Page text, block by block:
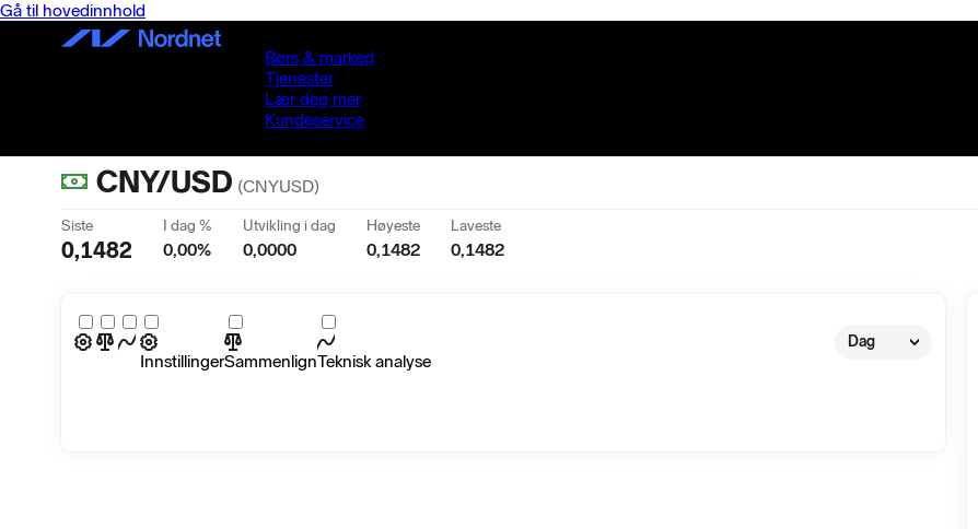
Gå til hovedinnhold
Børs & marked
Tjenester
Lær deg mer
Kundeservice
CNY/USD (CNYUSD)
Siste
0,1482
I dag %
0,00%
Utvikling i dag
0,0000
Høyeste
0,1482
Laveste
0,1482
InnstillingerSammenlignTeknisk analyse
Dag